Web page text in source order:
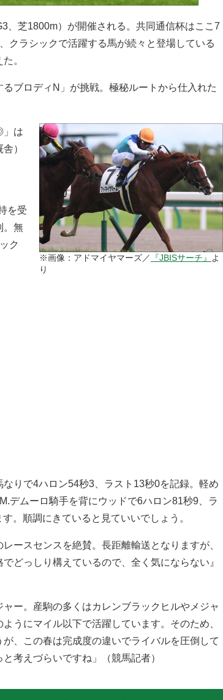
、芝1800m）が開催される。共同通信杯はここ7
クラシックで活躍する馬が続々と登場している
。
ブロディN」が挑戦。極秘ルートから仕入れた
※画像：アドマイヤマーズ／ 『JBISサーチ』 よ
り
」は
）
を受
。無
ク
なりで4ハロン54秒3、ラスト13秒0を記録。軽め
デムーロ騎手を背にウッドで6ハロン81秒9、ラ
。順調にきていると見ていいでしょう。
ースセンスを絶賛。長距離輸送となりますが、
どっしり構えているので、全く気にならない』
ー。産駒の多くはカレンブラックヒルやメジャ
うにマイル以下で活躍しています。そのため、
、この春は完成度の違いでライバルを圧倒して
考えづらいですね」（競馬記者）